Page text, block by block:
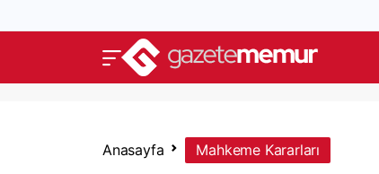
Anasayfa Mahkeme Kararları